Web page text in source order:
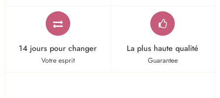
14 jours pour changer
Votre esprit
La plus haute qualité
Guarantee